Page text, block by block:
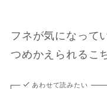
フネが気になって
つめかえられるこ
あわせて読みたい